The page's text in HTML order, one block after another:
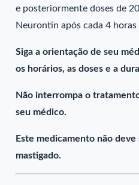
e posteriormente doses de
Neurontin após cada 4 horas
Siga a orientação de seu
os horários, as doses e a
Não interrompa o
seu médico.
Este medicamento não
mastigado.